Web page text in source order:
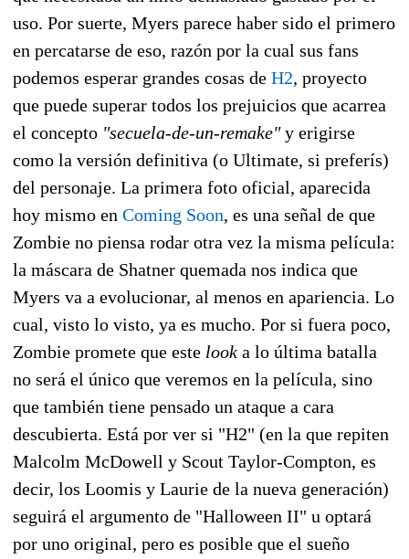
uso. Por suerte, Myers parece haber sido el primero
en percatarse de eso, razón por la cual sus fans
podemos esperar grandes cosas de H2, proyecto
que puede superar todos los prejuicios que acarrea
el concepto "secuela-de-un-remake"y erigirse
como la versión definitiva (o Ultimate, si preferís)
del personaje. La primera foto oficial, aparecida
hoy mismo en Coming Soon, es una señal de que
Zombie no piensa rodar otra vez la misma película:
la máscara de Shatner quemada nos indica que
Myers va a evolucionar, al menos en apariencia. Lo
cual, visto lo visto, ya es mucho. Por si fuera poco,
Zombie promete que este look a lo última batalla
no será el único que veremos en la película, sino
que también tiene pensado un ataque a cara
descubierta. Está por ver si "H2" (en la que repiten
Malcolm McDowell y Scout Taylor-Compton, es
decir, los Loomis y Laurie de la nueva generación)
seguirá el argumento de "Halloween II" u optará
por uno original, pero es posible que el sueño